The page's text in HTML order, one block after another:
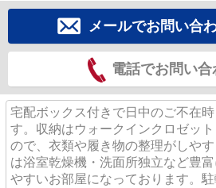
メールでお問い合
電話でお問い合
宅配ボックス付きで日中のご不在
す。収納はウォークインクロゼッ
ので、衣類や履き物の整理がしや
は浴室乾燥機・洗面所独立など豊
やすいお部屋になっております。駐